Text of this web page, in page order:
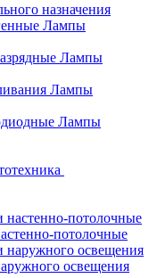
назначения
Лампы
Лампы
Лампы
Лампы
потолочные
освещения